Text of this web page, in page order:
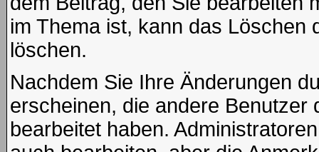
im Thema ist, kann das Löschen
löschen.
Nachdem Sie Ihre Änderungen
erscheinen, die andere Benutzer
bearbeitet haben.